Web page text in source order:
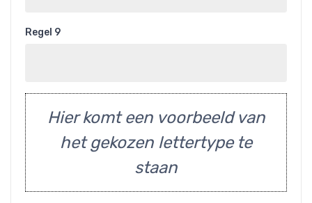
Regel 9
Hier komt een voorbeeld van
het gekozen lettertype te
staan